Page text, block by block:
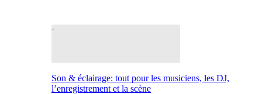
Son & éclairage: tout pour les musiciens, les DJ,
l’enregistrement et la scène